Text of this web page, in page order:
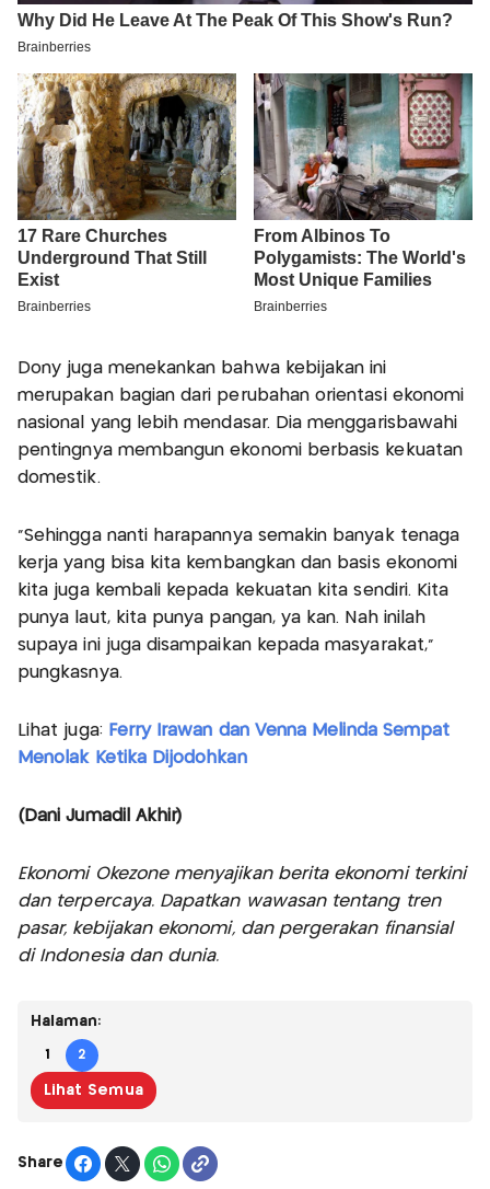
Dony juga menekankan bahwa kebijakan ini
merupakan bagian dari perubahan orientasi ekonomi
nasional yang lebih mendasar. Dia menggarisbawahi
pentingnya membangun ekonomi berbasis kekuatan
domestik.
“Sehingga nanti harapannya semakin banyak tenaga
kerja yang bisa kita kembangkan dan basis ekonomi
kita juga kembali kepada kekuatan kita sendiri. Kita
punya laut, kita punya pangan, ya kan. Nah inilah
supaya ini juga disampaikan kepada masyarakat,”
pungkasnya.
Lihat juga: Ferry Irawan dan Venna Melinda Sempat
Menolak Ketika Dijodohkan
(Dani Jumadil Akhir)
Ekonomi Okezone menyajikan berita ekonomi terkini
dan terpercaya. Dapatkan wawasan tentang tren
pasar, kebijakan ekonomi, dan pergerakan finansial
di Indonesia dan dunia.
Halaman:
1 2
Lihat Semua
Share